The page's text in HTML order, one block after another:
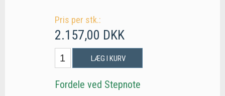
Pris per stk.:
2.157,00 DKK
LÆG I KURV
Fordele ved Stepnote